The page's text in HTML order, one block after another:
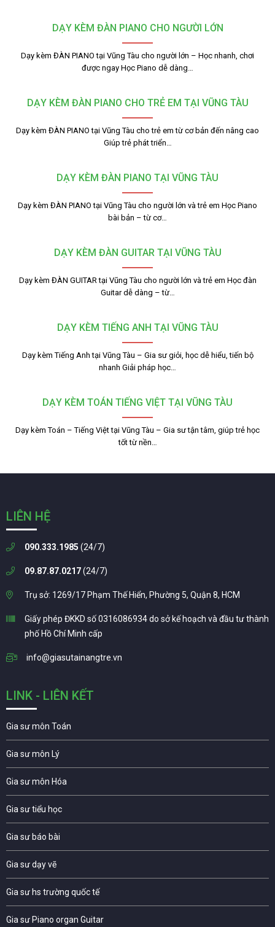
DẠY KÈM ĐÀN PIANO CHO NGƯỜI LỚN
Dạy kèm ĐÀN PIANO tại Vũng Tàu cho người lớn – Học nhanh, chơi
được ngay Học Piano dễ dàng…
DẠY KÈM ĐÀN PIANO CHO TRẺ EM TẠI VŨNG TÀU
Dạy kèm ĐÀN PIANO tại Vũng Tàu cho trẻ em từ cơ bản đến nâng cao
Giúp trẻ phát triển…
DẠY KÈM ĐÀN PIANO TẠI VŨNG TÀU
Dạy kèm ĐÀN PIANO tại Vũng Tàu cho người lớn và trẻ em Học Piano
bài bản – từ cơ…
DẠY KÈM ĐÀN GUITAR TẠI VŨNG TÀU
Dạy kèm ĐÀN GUITAR tại Vũng Tàu cho người lớn và trẻ em Học đàn
Guitar dễ dàng – từ…
DẠY KÈM TIẾNG ANH TẠI VŨNG TÀU
Dạy kèm Tiếng Anh tại Vũng Tàu – Gia sư giỏi, học dễ hiểu, tiến bộ
nhanh Giải pháp học…
DẠY KÈM TOÁN TIẾNG VIỆT TẠI VŨNG TÀU
Dạy kèm Toán – Tiếng Việt tại Vũng Tàu – Gia sư tận tâm, giúp trẻ học
tốt từ nền…
LIÊN HỆ
090.333.1985 (24/7)
09.87.87.0217(24/7)
Trụ sở: 1269/17 Phạm Thế Hiển, Phường 5, Quận 8, HCM
Giấy phép ĐKKD số 0316086934 do sở kế hoạch và đầu tư thành
phố Hồ Chí Minh cấp
info@giasutainangtre.vn
LINK - LIÊN KẾT
Gia sư môn Toán
Gia sư môn Lý
Gia sư môn Hóa
Gia sư tiểu học
Gia sư báo bài
Gia sư dạy vẽ
Gia sư hs trường quốc tế
Gia sư Piano organ Guitar